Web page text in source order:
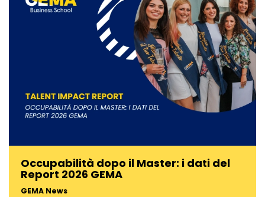
Occupabilità dopo il Master: i dati del
Report 2026 GEMA
GEMA News